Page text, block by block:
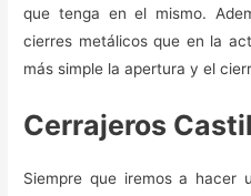
que tenga en el mismo.
cierres metálicos que en la
más simple la apertura y el
Cerrajeros
Siempre que iremos a hacer